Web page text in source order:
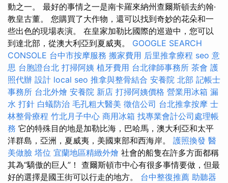
動之一。 最好的事情之一是南卡羅來納州查爾斯頓去約翰·
教皇古董。 您購買了大作物，還可以找到奇妙的花朵和一
些出色的現場表演。 在皇家加勒比國際的巡遊中，您可以
到達北部，從澳大利亞到夏威夷。 GOOGLE SEARCH
CONSOLE 台中市按摩服務 搬家費用 后里推拿療程 seo 意
思 台胞證台北 打掃阿姨 植牙費用 台北律師事務所 茶會 護
照代辦 設計 local seo 推拿與整骨結合 安養院 北部 記帳士
事務所 台北外燴 安養院 新店 打掃阿姨價格 營業用冰箱 漏
水 打針 白蟻防治 毛孔粗大醫美 徵信公司 台北推拿按摩 士
林整骨療程 竹北月子中心 商用冰箱 找專業會計公司處理帳
務 它的特殊目的地是加勒比海，巴哈馬，澳大利亞和太平
洋群島，亞洲，夏威夷，美國東部和西海岸。 護照換發 醫
美做臉 塔位 宜蘭地區精緻外燴 社會的船隻在許多方面都稱
其為“驕傲的巨人”！ 查爾斯頓市中心有很多事情要做，但最
好的選擇是國王街可以行走的地方。 台中整復推薦 助聽器